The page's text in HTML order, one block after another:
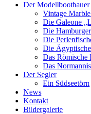
Der Modellbootbauer
Vintage
Die Galeone
Die
Die
Die
Das Römische
Das
Der Segler
Ein Südseetörn
News
Kontakt
Bildergalerie